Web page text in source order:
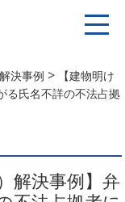
解決事例 >
【建物明け
る氏名不詳の不法占拠
解決事例】弁